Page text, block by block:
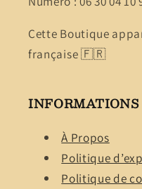
Cette Boutique
française 🇫🇷
INFORMATIONS
À Propos
Politique
Politique de